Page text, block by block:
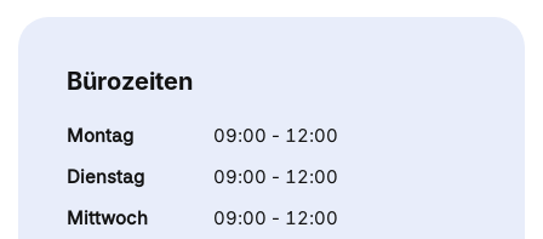
Bürozeiten
Montag
09:00 - 12:00
Dienstag
09:00 - 12:00
Mittwoch
09:00 - 12:00